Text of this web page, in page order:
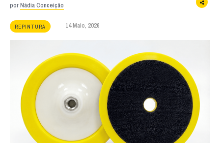
porNádia Conceição
REPINTURA 14 Maio, 2026